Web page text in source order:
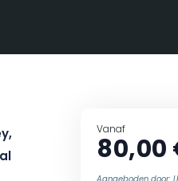
Vanaf
80,00